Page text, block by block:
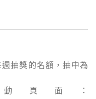
抽獎的名額，抽中為
頁面：